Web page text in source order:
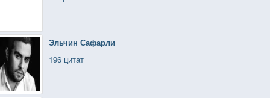
Эльчин Сафарли
196 цитат